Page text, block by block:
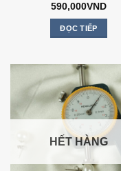
590,000VND
ĐỌC TIẾP
HẾT HÀNG